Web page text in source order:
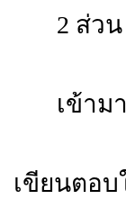
2 ส่วน
เข้าม
4.1.1
เขียนตอ